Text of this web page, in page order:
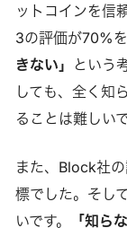
ットコインを信
3の評価が70%を
きない」
という
しても、全く知
ることは難しいで
また、Block社
標でした。そし
いです。
「知ら